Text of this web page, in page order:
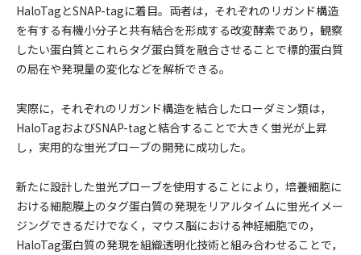
HaloTagとSNAP-tagに着目。両者は，それぞれのリガンド構造
を有する有機小分子と共有結合を形成する改変酵素であり，観察
したい蛋白質とこれらタグ蛋白質を融合させることで標的蛋白質
の局在や発現量の変化などを解析できる。
実際に，それぞれのリガンド構造を結合したローダミン類は，
HaloTagおよびSNAP-tagと結合することで大きく蛍光が上昇
し，実用的な蛍光プローブの開発に成功した。
新たに設計した蛍光プローブを使用することにより，培養細胞に
おける細胞膜上のタグ蛋白質の発現をリアルタイムに蛍光イメー
ジングできるだけでなく，マウス脳における神経細胞での，
HaloTag蛋白質の発現を組織透明化技術と組み合わせることで，